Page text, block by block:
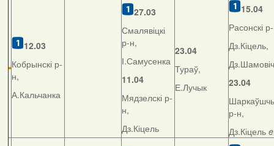
12.03
Кобрынскі р-
н,
А.Кальчанка
27.03
Смалявіцкі
р-н,
І.Самусенка
11.04
Мядзелскі р-
н,
Дз.Кіцель
23.04
Тураў,
Е.Лучык
15.04
Расонскі
Дз.Кіцель,
Дз.Шамовіч
23.04
р-н,
Дз.Кіцель